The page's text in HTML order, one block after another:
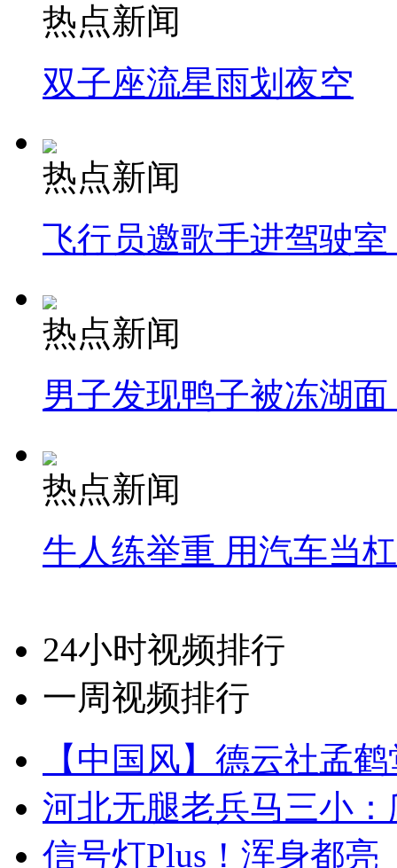
热点新闻
双子座流星雨划夜空
热点新闻
飞行员邀歌手进驾驶
热点新闻
男子发现鸭子被冻湖
热点新闻
牛人练举重 用汽车当
24小时视频排行
一周视频排行
【中国风】德云社孟
河北无腿老兵马三小
信号灯Plus！浑身都亮